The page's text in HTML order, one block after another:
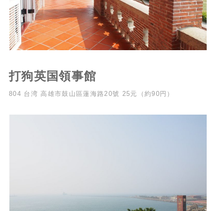
打狗英国領事館
804 台湾 高雄市鼓山區蓮海路20號 25元（約90円）